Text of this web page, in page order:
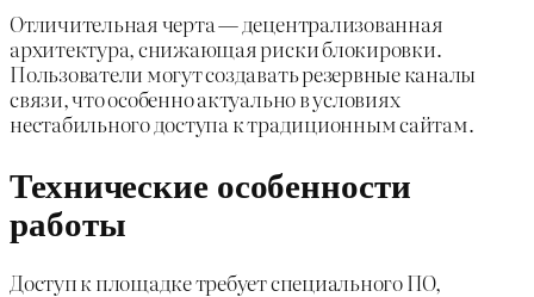
Отличительная черта — децентрализованная
архитектура, снижающая риски блокировки.
Пользователи могут создавать резервные каналы
связи, что особенно актуально в условиях
нестабильного доступа к традиционным сайтам.
Технические особенности
работы
Доступ к площадке требует специального ПО,